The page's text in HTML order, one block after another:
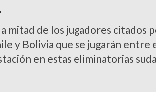
mitad de los jugadores citados
y Bolivia que se jugarán
en estas eliminatorias